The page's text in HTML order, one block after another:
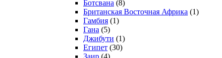
Ботсвана (8)
Британская Восточная Африка (1)
Гамбия (1)
Гана (5)
Джибути (1)
Египет (30)
Заир (4)